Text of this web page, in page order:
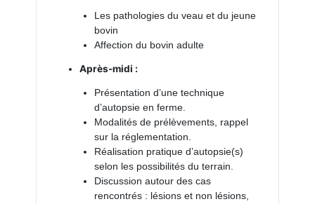
Les pathologies du veau et du jeune
bovin
Affection du bovin adulte
Après-midi :
Présentation d’une technique
d’autopsie en ferme.
Modalités de prélèvements, rappel
sur la réglementation.
Réalisation pratique d’autopsie(s)
selon les possibilités du terrain.
Discussion autour des cas
rencontrés : lésions et non lésions,